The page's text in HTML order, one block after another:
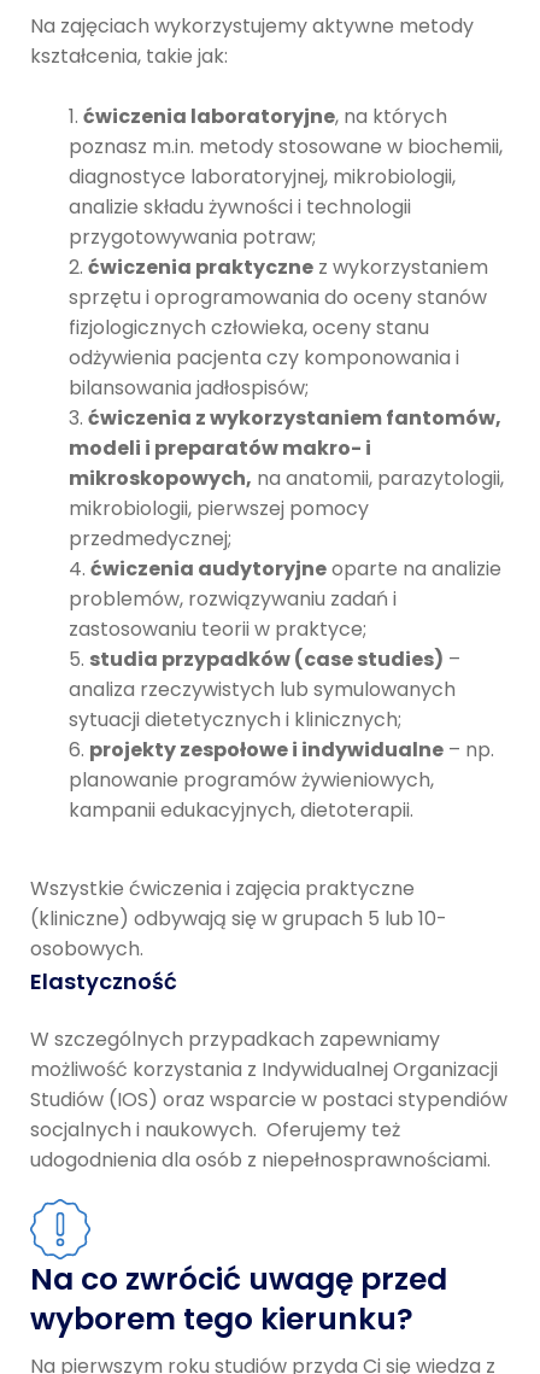
Na zajęciach wykorzystujemy aktywne metody
kształcenia, takie jak:
ćwiczenia laboratoryjne, na których
poznasz m.in. metody stosowane w biochemii,
diagnostyce laboratoryjnej, mikrobiologii,
analizie składu żywności i technologii
przygotowywania potraw;
ćwiczenia praktyczne z wykorzystaniem
sprzętu i oprogramowania do oceny stanów
fizjologicznych człowieka, oceny stanu
odżywienia pacjenta czy komponowania i
bilansowania jadłospisów;
ćwiczenia z wykorzystaniem fantomów,
modeli i preparatów makro- i
mikroskopowych, na anatomii, parazytologii,
mikrobiologii, pierwszej pomocy
przedmedycznej;
ćwiczenia audytoryjneoparte na analizie
problemów, rozwiązywaniu zadań i
zastosowaniu teorii w praktyce;
studia przypadków (case studies) –
analiza rzeczywistych lub symulowanych
sytuacji dietetycznych i klinicznych;
projekty zespołowe i indywidualne – np.
planowanie programów żywieniowych,
kampanii edukacyjnych, dietoterapii.
Wszystkie ćwiczenia i zajęcia praktyczne
(kliniczne) odbywają się w grupach 5 lub 10-
osobowych.
Elastyczność
W szczególnych przypadkach zapewniamy
możliwość korzystania z Indywidualnej Organizacji
Studiów (IOS) oraz wsparcie w postaci stypendiów
socjalnych i naukowych. Oferujemy też
udogodnienia dla osób z niepełnosprawnościami.
Na co zwrócić uwagę przed
wyborem tego kierunku?
Na pierwszym roku studiów przyda Ci się wiedza z